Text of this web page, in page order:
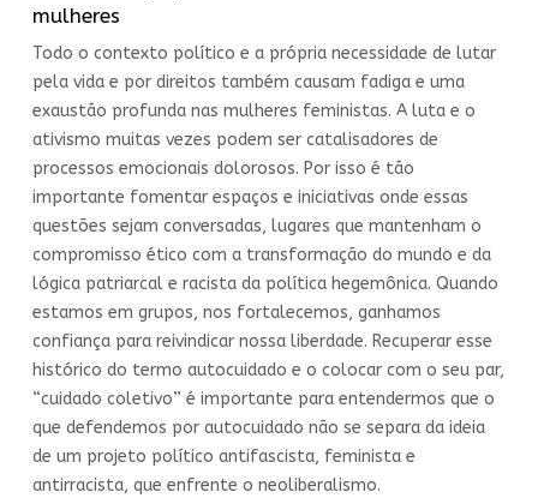
mulheres
Todo o contexto político e a própria necessidade de lutar
pela vida e por direitos também causam fadiga e uma
exaustão profunda nas mulheres feministas. A luta e o
ativismo muitas vezes podem ser catalisadores de
processos emocionais dolorosos. Por isso é tão
importante fomentar espaços e iniciativas onde essas
questões sejam conversadas, lugares que mantenham o
compromisso ético com a transformação do mundo e da
lógica patriarcal e racista da política hegemônica. Quando
estamos em grupos, nos fortalecemos, ganhamos
confiança para reivindicar nossa liberdade. Recuperar esse
histórico do termo autocuidado e o colocar com o seu par,
“cuidado coletivo” é importante para entendermos que o
que defendemos por autocuidado não se separa da ideia
de um projeto político antifascista, feminista e
antirracista, que enfrente o neoliberalismo.